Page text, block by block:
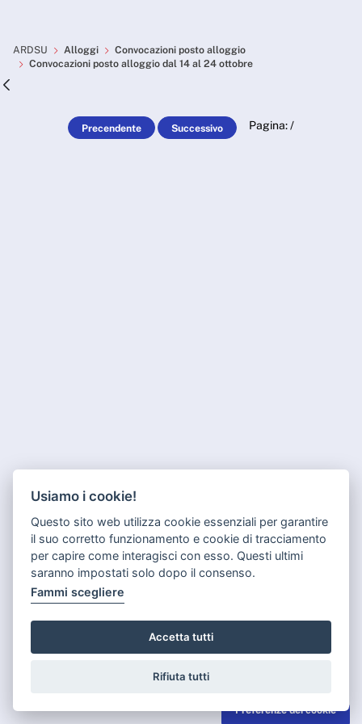
Convocazioni posto
ARDSU Alloggi
Convocazioni posto alloggio
Convocazioni posto alloggio dal 14 al 24 ottobre
Precendente Successivo Pagina:/
Usiamo i cookie!
Questo sito web utilizza cookie essenziali per garantire
il suo corretto funzionamento e cookie di tracciamento
per capire come interagisci con esso. Questi ultimi
saranno impostati solo dopo il consenso.
Fammi scegliere
Accetta tutti
Rifiuta tutti